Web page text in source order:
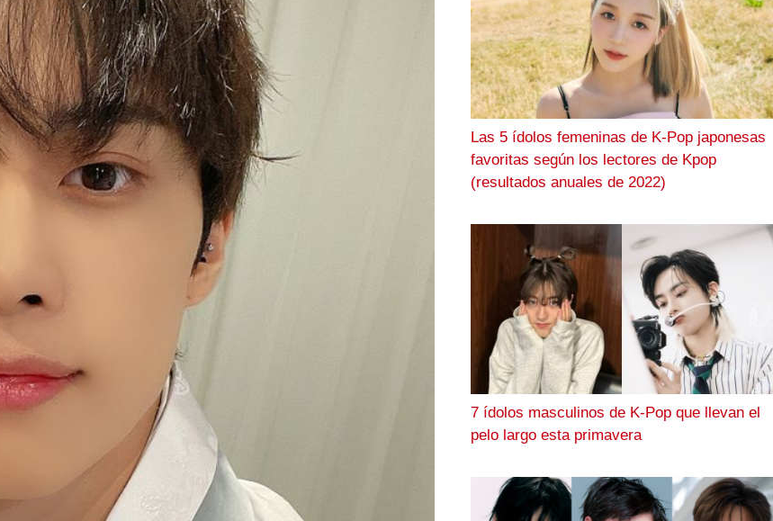
Las 5 ídolos femeninas de K-Pop japonesas
favoritas según los lectores de Kpop
(resultados anuales de 2022)
7 ídolos masculinos de K-Pop que llevan el
pelo largo esta primavera